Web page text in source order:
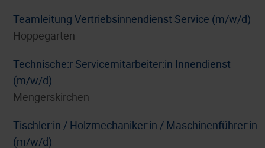
Teamleitung Vertriebsinnendienst Service (m/w/d)
Hoppegarten
Technische:r Servicemitarbeiter:in Innendienst
(m/w/d)
Mengerskirchen
Tischler:in / Holzmechaniker:in / Maschinenführer:in
(m/w/d)